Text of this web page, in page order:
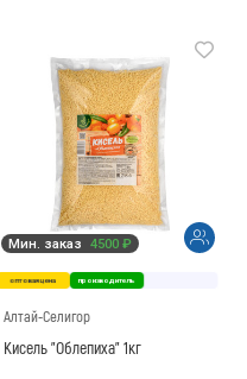
Мин. заказ 4500 ₽
оптовая цена производитель
Алтай-Селигор
Кисель "Облепиха" 1кг